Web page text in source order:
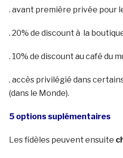
. avant première privée pour
. 20% de discount à la
. 10% de discount au café du
. accès privilégié dans
(dans le Monde).
5 options suplémentaires
Les fidèles peuvent ensuite